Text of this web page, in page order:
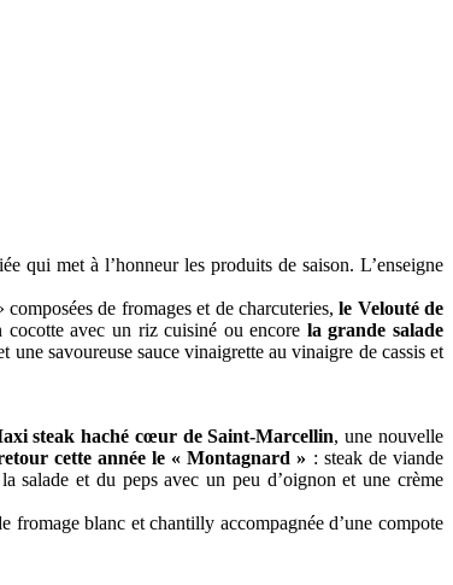
qui met à l’honneur les produits de saison. L’enseigne
de fromages et de charcuteries,le Velouté de
avec un riz cuisiné ou encore la grande salade
savoureuse sauce vinaigrette au vinaigre de cassis et
steak haché cœur de Saint-Marcellin, une nouvelle
cette année le « Montagnard » : steak de viande
salade et du peps avec un peu d’oignon et une crème
fromage blanc et chantilly accompagnée d’une compote